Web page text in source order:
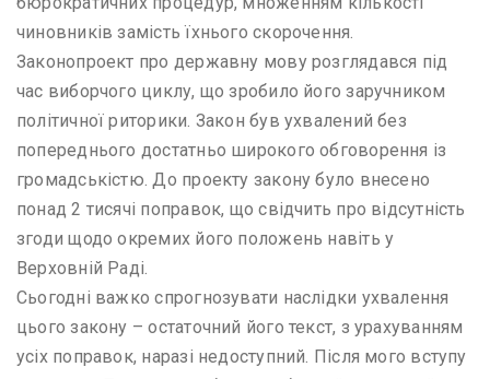
чиновників замість їхнього скорочення.
Законопроект про державну мову розглядався під
час виборчого циклу, що зробило його заручником
політичної риторики. Закон був ухвалений без
попереднього достатньо широкого обговорення із
громадськістю. До проекту закону було внесено
понад 2 тисячі поправок, що свідчить про відсутність
згоди щодо окремих його положень навіть у
Верховній Раді.
Сьогодні важко спрогнозувати наслідки ухвалення
цього закону – остаточний його текст, з урахуванням
усіх поправок, наразі недоступний. Після мого вступу